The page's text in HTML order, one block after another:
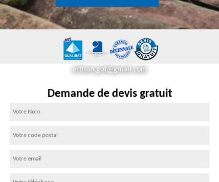
artisan.got@gmail.com
Demande de devis gratuit